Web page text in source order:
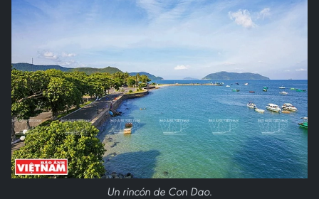
Un rincón de Con Dao.